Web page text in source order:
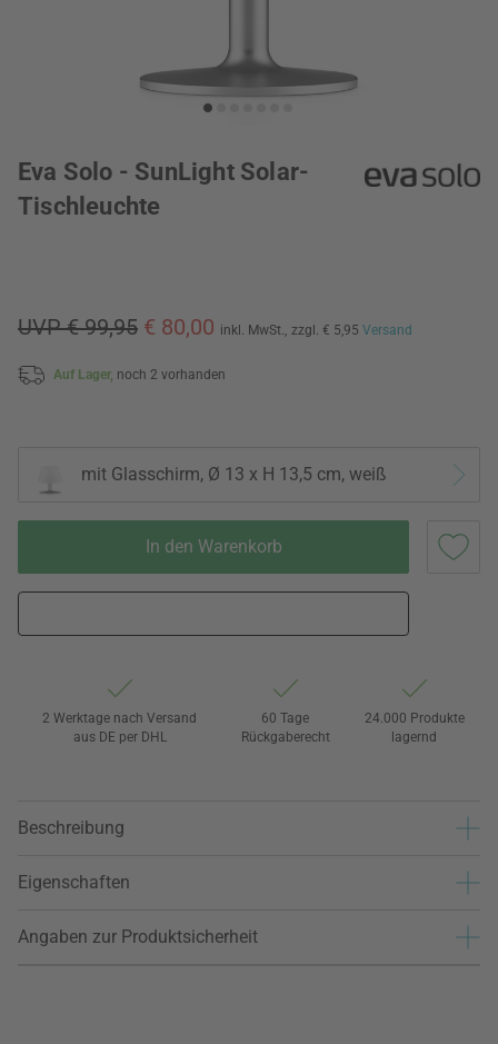
Eva Solo - SunLight Solar-
Tischleuchte
UVP € 99,95 € 80,00 inkl. MwSt., zzgl. € 5,95 Versand
Auf Lager, noch 2 vorhanden
mit Glasschirm, Ø 13 x H 13,5 cm, weiß
In den Warenkorb
2 Werktage nach Versand
aus DE per DHL
60 Tage
Rückgaberecht
24.000 Produkte
lagernd
Beschreibung
Eigenschaften
Angaben zur Produktsicherheit